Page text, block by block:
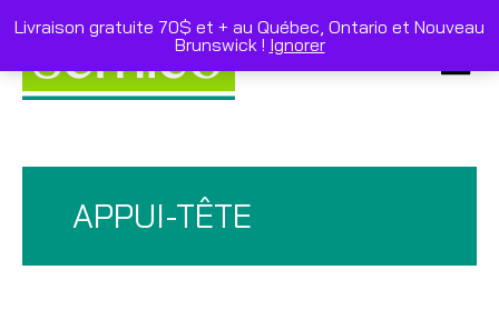
to
APPUI-TÊTE
Livraison gratuite 70$ et + au Québec, Ontario et Nouveau
Brunswick ! Ignorer